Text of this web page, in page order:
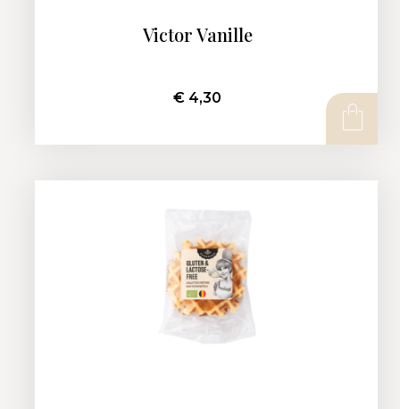
Victor Vanille
€ 4,30